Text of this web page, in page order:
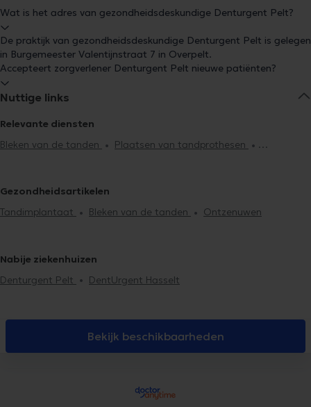
Wat is het adres van gezondheidsdeskundige Denturgent Pelt?
De praktijk van gezondheidsdeskundige Denturgent Pelt is gelegen
in Burgemeester Valentijnstraat 7 in Overpelt.
Accepteert zorgverlener Denturgent Pelt nieuwe patiënten?
Nuttige links
Relevante diensten
Bleken van de tanden
Plaatsen van tandprothesen
Plaatsing kronen
Vervanging vulling
Tandimplantaat
Tand noodgeval
Mond check-up
Gezondheidsartikelen
Tandimplantaat
Bleken van de tanden Ontzenuwen
Nabije ziekenhuizen
Denturgent Pelt
DentUrgent Hasselt
Bekijk beschikbaarheden